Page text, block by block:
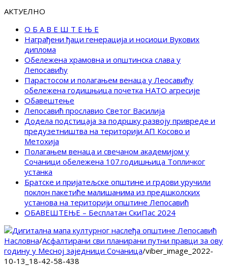
АКТУЕЛНО
О Б А В Е Ш Т Е Њ Е
Награђени ђаци генерација и носиоци Вукових
диплома
Обележена храмовна и општинска слава у
Лепосавићу
Парастосом и полагањем венаца у Леосавићу
обележена годишњица почетка НАТО агресије
Обавештење
Лепосавић прославио Светог Василија
Додела подстицаја за подршку развоју привреде и
предузетништва на територији АП Косово и
Метохија
Полагањем венаца и свечаном академијом у
Сочаници обележена 107.годишњица Топличког
устанка
Братске и пријатељске општине и грдови уручили
поклон пакетиће малишанима из предшколских
установа на територији општине Лепосавић
ОБАВЕШТЕЊЕ – Бесплатан СкиПас 2024
Насловна/Асфалтирани сви планирани путни правци за ову
годину у Месној заједници Сочаница/viber_image_2022-
10-13_18-42-58-438